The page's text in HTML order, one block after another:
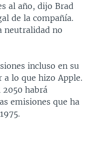
al año, dijo Brad
de la compañía.
neutralidad no
incluso en su
a lo que hizo Apple.
habrá
emisiones que ha